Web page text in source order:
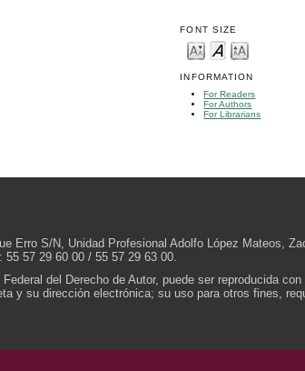
FONT SIZE
INFORMATION
For Readers
For Authors
For Librarians
Erro S/N, Unidad Profesional Adolfo López Mateos,
57 29 60 00 / 55 57 29 63 00.
del Derecho de Autor, puede ser reproducida con
y su dirección electrónica; su uso para otros fines,